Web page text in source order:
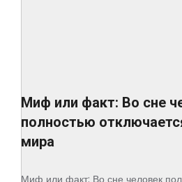
Миф или факт: Во сне
полностью
мира